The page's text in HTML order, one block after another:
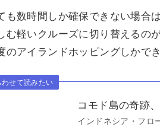
も数時間しか確保できない場合
む軽いクルーズに切り替えるの
のアイランドホッピングしかで
わせて読みたい
コモド島の奇跡
インドネシア・フロ